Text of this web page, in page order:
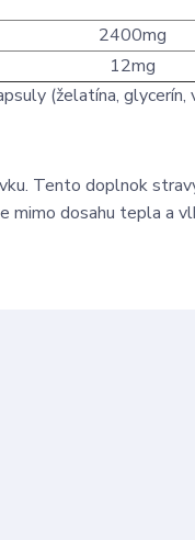
2400mg
12mg
(želatína, glycerín,
Tento doplnok
mimo dosahu tepla a